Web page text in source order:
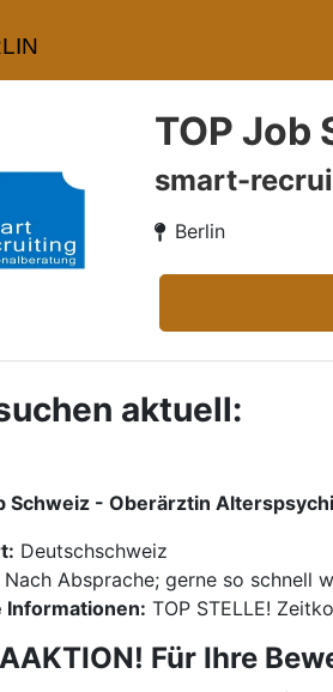
TOP
smart-
Berlin
aktuell:
Schweiz - Oberärztin
Deutschschweiz
Nach Absprache; gerne so schnell
Informationen: TOP STELLE!
Für Ihre